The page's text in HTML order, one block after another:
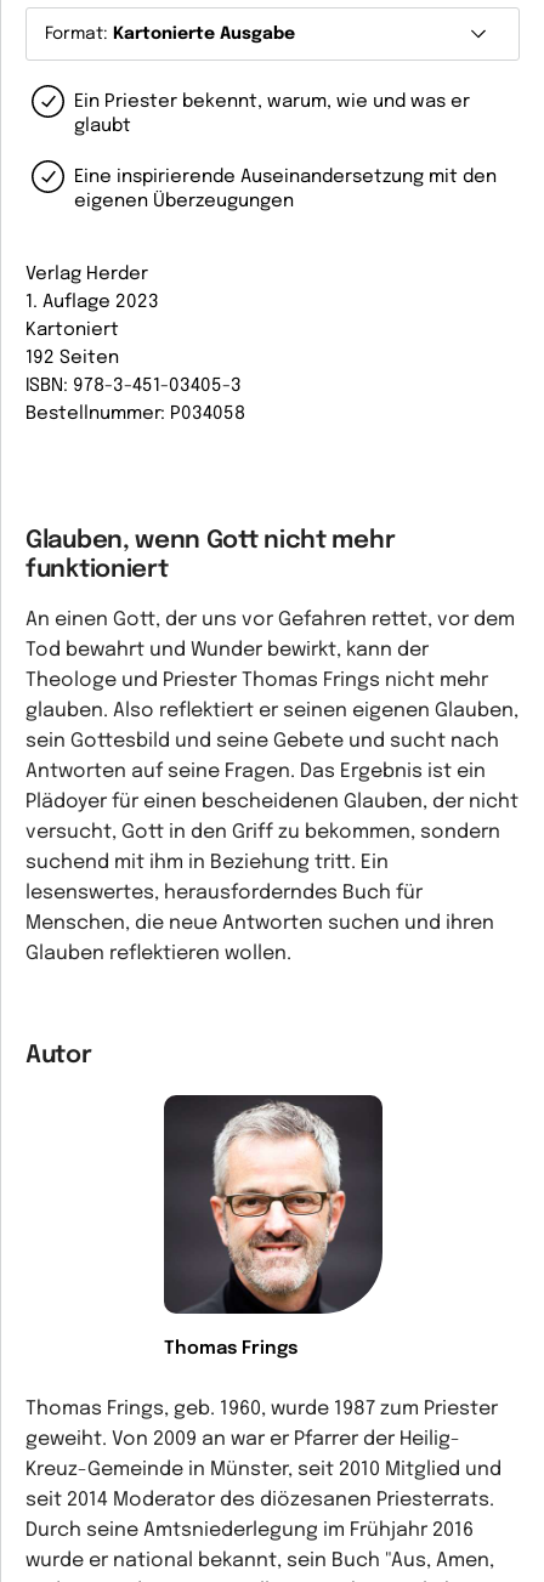
Format: Kartonierte Ausgabe
Ein Priester bekennt, warum, wie und was er
glaubt
Eine inspirierende Auseinandersetzung mit den
eigenen Überzeugungen
Verlag Herder
1. Auflage 2023
Kartoniert
192 Seiten
ISBN: 978-3-451-03405-3
Bestellnummer: P034058
Glauben, wenn Gott nicht mehr
funktioniert
An einen Gott, der uns vor Gefahren rettet, vor dem
Tod bewahrt und Wunder bewirkt, kann der
Theologe und Priester Thomas Frings nicht mehr
glauben. Also reflektiert er seinen eigenen Glauben,
sein Gottesbild und seine Gebete und sucht nach
Antworten auf seine Fragen. Das Ergebnis ist ein
Plädoyer für einen bescheidenen Glauben, der nicht
versucht, Gott in den Griff zu bekommen, sondern
suchend mit ihm in Beziehung tritt. Ein
lesenswertes, herausforderndes Buch für
Menschen, die neue Antworten suchen und ihren
Glauben reflektieren wollen.
Autor
Thomas Frings
Thomas Frings, geb. 1960, wurde 1987 zum Priester
geweiht. Von 2009 an war er Pfarrer der Heilig-
Kreuz-Gemeinde in Münster, seit 2010 Mitglied und
seit 2014 Moderator des diözesanen Priesterrats.
Durch seine Amtsniederlegung im Frühjahr 2016
wurde er national bekannt, sein Buch "Aus, Amen,